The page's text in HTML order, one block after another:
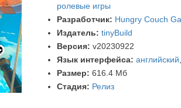
ролевые игры
Разработчик: Hungry Couch
Издатель: tinyBuild
Версия: v20230922
Язык интерфейса: английский
Размер: 616.4 Мб
Стадия: Релиз